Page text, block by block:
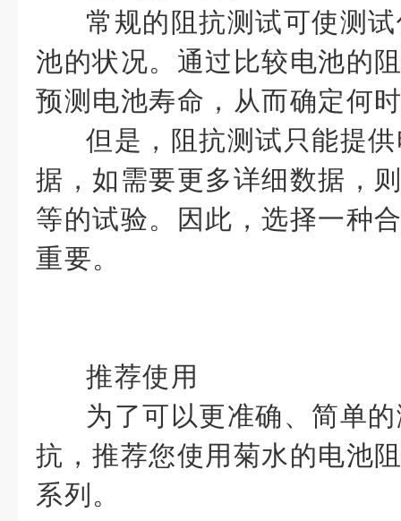
常规的阻抗测试可使测
池的状况。通过比较电池的
预测电池寿命，从而确定何
但是，阻抗测试只能提
据，如需要更多详细数据，
等的试验。因此，选择一种
重要。
推荐使用
为了可以更准确、简单
抗，推荐您使用菊水的电池
系列。